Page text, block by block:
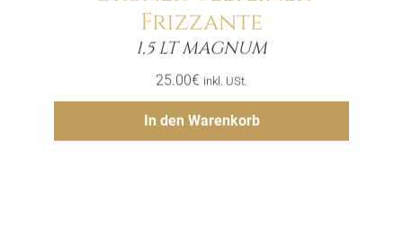
Frizzante
1,5 LT MAGNUM
25.00€ inkl. USt.
In den Warenkorb
Menge
Hinzufügen